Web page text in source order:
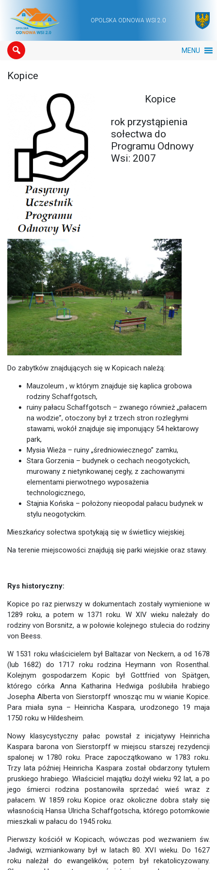
Main NavigationOPOLSKA ODNOWA WSI 2.0
MENU
Kopice
Kopice
rok przystąpienia
sołectwa do
Programu Odnowy
Wsi: 2007
Do zabytków znajdujących się w Kopicach należą:
Mauzoleum , w którym znajduje się kaplica grobowa
rodziny Schaffgotsch,
ruiny pałacu Schaffgotsch – zwanego również „pałacem
na wodzie”, otoczony był z trzech stron rozległymi
stawami, wokół znajduje się imponujący 54 hektarowy
park,
Mysia Wieża – ruiny „średniowiecznego” zamku,
Stara Gorzenia – budynek o cechach neogotyckich,
murowany z nietynkowanej cegły, z zachowanymi
elementami pierwotnego wyposażenia
technologicznego,
Stajnia Końska – położony nieopodal pałacu budynek w
stylu neogotyckim.
Mieszkańcy sołectwa spotykają się w świetlicy wiejskiej.
Na terenie miejscowości znajdują się parki wiejskie oraz stawy.
Rys historyczny:
Kopice po raz pierwszy w dokumentach zostały wymienione w
1289 roku, a potem w 1371 roku. W XIV wieku należały do
rodziny von Borsnitz, a w połowie kolejnego stulecia do rodziny
von Beess.
W 1531 roku właścicielem był Baltazar von Neckern, a od 1678
(lub 1682) do 1717 roku rodzina Heymann von Rosenthal.
Kolejnym gospodarzem Kopic był Gottfried von Spätgen,
którego córka Anna Katharina Hedwiga poślubiła hrabiego
Josepha Alberta von Sierstorpff wnosząc mu w wianie Kopice.
Para miała syna – Heinricha Kaspara, urodzonego 19 maja
1750 roku w Hildesheim.
Nowy klasycystyczny pałac powstał z inicjatywy Heinricha
Kaspara barona von Sierstorpff w miejscu starszej rezydencji
spalonej w 1780 roku. Prace zapoczątkowano w 1783 roku.
Trzy lata później Heinricha Kaspara został obdarzony tytułem
pruskiego hrabiego. Właściciel majątku dożył wieku 92 lat, a po
jego śmierci rodzina postanowiła sprzedać wieś wraz z
pałacem. W 1859 roku Kopice oraz okoliczne dobra stały się
własnością Hansa Ulricha Schaffgotscha, którego potomkowie
mieszkali w pałacu do 1945 roku.
Pierwszy kościół w Kopicach, wówczas pod wezwaniem św.
Jadwigi, wzmiankowany był w latach 80. XVI wieku. Do 1627
roku należał do ewangelików, potem był rekatolicyzowany.